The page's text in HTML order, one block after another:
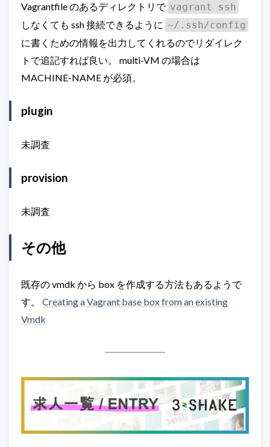
Vagrantfile のあるディレクトリで vagrant ssh
しなくても ssh 接続できるように ~/.ssh/config
に書くための情報を出力してくれるのでリダイレク
トで追記すれば良い。 multi-VM の場合は
MACHINE-NAME が必須。
plugin
未調査
provision
未調査
その他
既存の vmdk から box を作成する方法もあるようで
す。 Creating a Vagrant base box from an existing
Vmdk